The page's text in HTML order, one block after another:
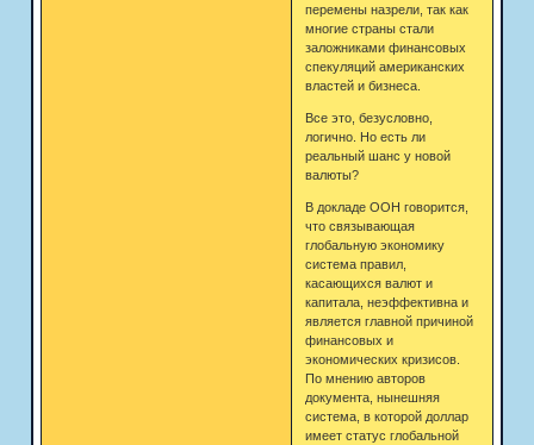
перемены назрели, так как
многие страны стали
заложниками финансовых
спекуляций американских
властей и бизнеса.
Все это, безусловно,
логично. Но есть ли
реальный шанс у новой
валюты?
В докладе ООН говорится,
что связывающая
глобальную экономику
система правил,
касающихся валют и
капитала, неэффективна и
является главной причиной
финансовых и
экономических кризисов.
По мнению авторов
документа, нынешняя
система, в которой доллар
имеет статус глобальной